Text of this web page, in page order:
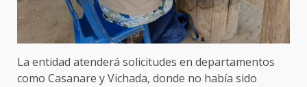
La entidad atenderá solicitudes en departamentos
como Casanare y Vichada, donde no había sido